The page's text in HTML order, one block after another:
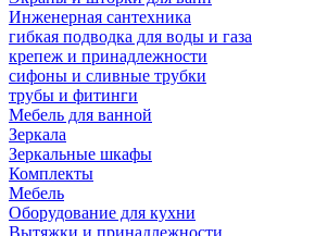
Инженерная сантехника
гибкая подводка для воды и газа
крепеж и принадлежности
сифоны и сливные трубки
трубы и фитинги
Мебель для ванной
Зеркала
Зеркальные шкафы
Комплекты
Мебель
Оборудование для кухни
Вытяжки и принадлежности